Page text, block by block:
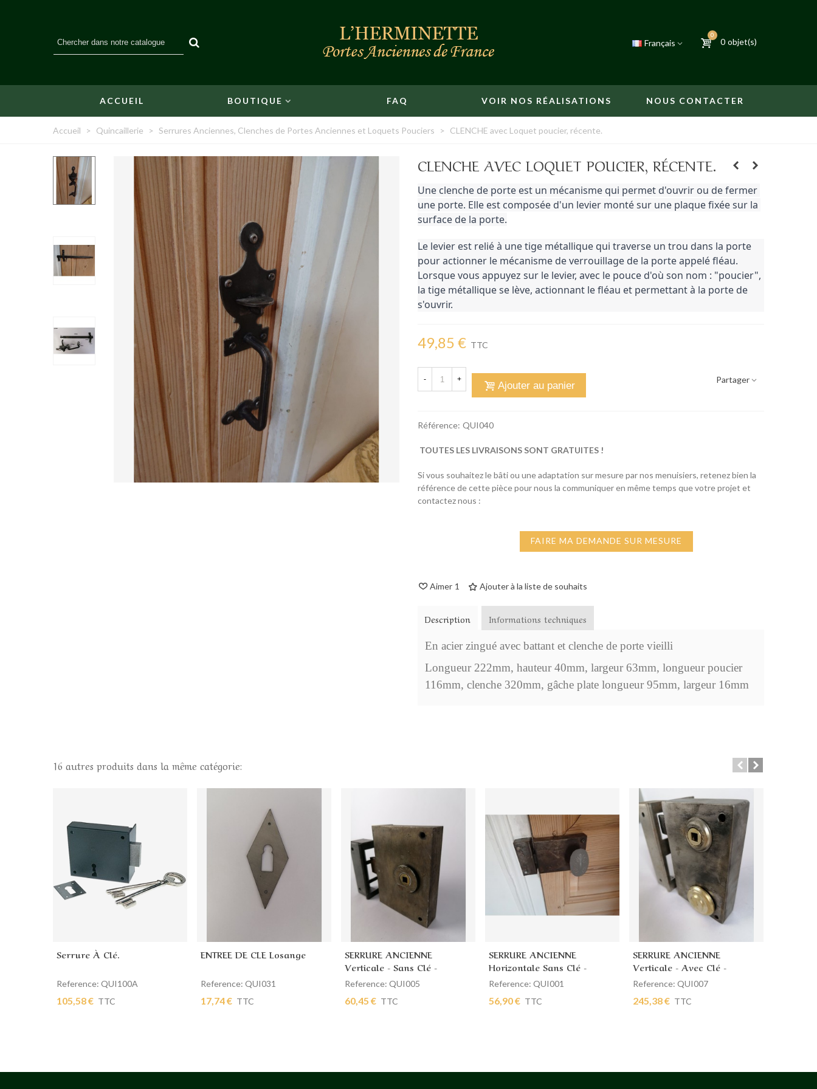
Français
0
0 objet(s)
ACCUEIL BOUTIQUE FAQ VOIR NOS RÉALISATIONS NOUS CONTACTER
Accueil > Quincaillerie > Serrures Anciennes, Clenches de Portes Anciennes et Loquets Pouciers > CLENCHE avec Loquet poucier, récente.
CLENCHE AVEC LOQUET POUCIER, RÉCENTE.
Une clenche de porte est un mécanisme qui permet d'ouvrir ou de fermer
une porte. Elle est composée d'un levier monté sur une plaque fixée sur la
surface de la porte.
Le levier est relié à une tige métallique qui traverse un trou dans la porte
Lorsque vous appuyez sur le levier, avec le pouce d'où son nom : "poucier",
la tige métallique se lève, actionnant le fléau et permettant à la porte de
s'ouvrir.
49,85 € TTC
- +
Ajouter au panier
Partager
Référence: QUI040
TOUTES LES LIVRAISONS SONT GRATUITES !
Si vous souhaitez le bâti ou une adaptation sur mesure par nos menuisiers, retenez bien la
référence de cette pièce pour nous la communiquer en même temps que votre projet et
contactez nous :
FAIRE MA DEMANDE SUR MESURE
Aimer 1 Ajouter à la liste de souhaits
Description Informations techniques
En acier zingué avec battant et clenche de porte vieilli
Longueur 222mm, hauteur 40mm, largeur 63mm, longueur poucier
116mm, clenche 320mm, gâche plate longueur 95mm, largeur 16mm
16 autres produits dans la même catégorie:
Ajouter au panier
Serrure À Clé.
Reference: QUI100A
105,58 € TTC
Ajouter au panier
ENTREE DE CLE Losange
Reference: QUI031
17,74 € TTC
Ajouter au panier
SERRURE ANCIENNE
Verticale - Sans Clé -
Gauche
Reference: QUI005
60,45 € TTC
Afficher plus
SERRURE ANCIENNE
Horizontale Sans Clé -
Gauche
Reference: QUI001
56,90 € TTC
Ajouter au panier
SERRURE ANCIENNE
Verticale - Avec Clé -
Gauche
Reference: QUI007
245,38 € TTC